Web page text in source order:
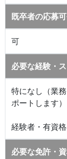
既卒者の応募
可
必要な経験・
特になし（業
ポートします）
経験者・有資
必要な免許・